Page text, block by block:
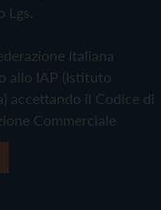
Lgs.
Italiana
allo IAP (Istituto
accettando il Codice di
Commerciale